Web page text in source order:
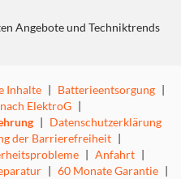
Angebote und Techniktrends
Inhalte | Batterieentsorgung |
ElektroG |
| Datenschutzerklärung
der Barrierefreiheit |
| Anfahrt |
| 60 Monate Garantie |